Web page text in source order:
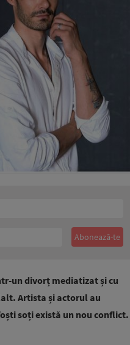
un divorț mediatizat și cu
Artista și actorul au
soți există un nou conflict.